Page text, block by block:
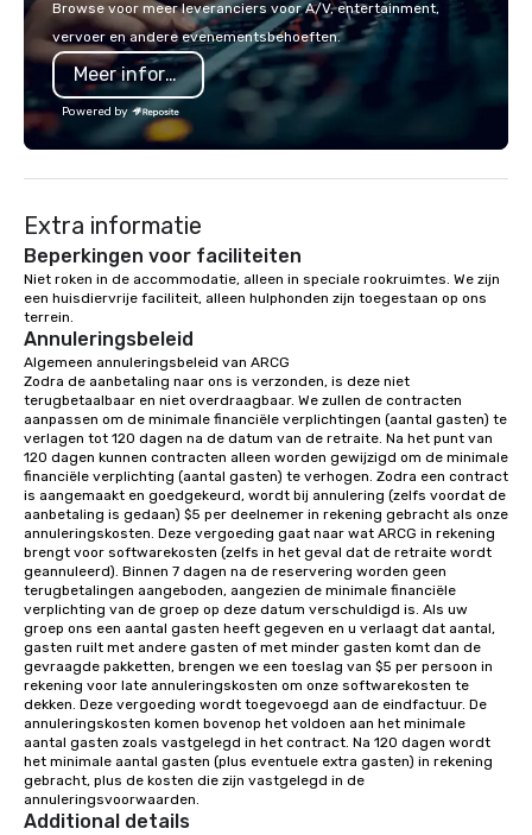
choose what would suit your team
best. Sonoma Zipline Adventures is a
popular option. We can also facilitate
team building, archery tag, and
challenge courses for a day full of
adventure. Our team can help assist
snack options to make your day with
your team enjoyable and successful.
We have a large dining hall that can
serve 450 guests at a time. But, if you
would like a more intimate upscale
option, our full catering team can work
with you to create the meal of your
dreams! If you would like to use a
meeting room we have a number of
different rooms that are available,
from boardrooms to large venues. We
have cozy lodging options ranging
anywhere from cabins to cottages.
Wake up under the canopy in a
forested paradise at whatever level
of creature comfort your team
prefers. Call or email us today to plan
your retreat!
Browse voor meer leveranciers voor A/V, entertainment,
vervoer en andere evenementsbehoeften.
Meer informatie
Powered by
Extra informatie
Beperkingen voor faciliteiten
Niet roken in de accommodatie, alleen in speciale rookruimtes. We zijn
een huisdiervrije faciliteit, alleen hulphonden zijn toegestaan op ons
terrein.
Annuleringsbeleid
Algemeen annuleringsbeleid van ARCG
Zodra de aanbetaling naar ons is verzonden, is deze niet
terugbetaalbaar en niet overdraagbaar. We zullen de contracten
aanpassen om de minimale financiële verplichtingen (aantal gasten) te
verlagen tot 120 dagen na de datum van de retraite. Na het punt van
120 dagen kunnen contracten alleen worden gewijzigd om de minimale
financiële verplichting (aantal gasten) te verhogen. Zodra een contract
is aangemaakt en goedgekeurd, wordt bij annulering (zelfs voordat de
aanbetaling is gedaan) $5 per deelnemer in rekening gebracht als onze
annuleringskosten. Deze vergoeding gaat naar wat ARCG in rekening
brengt voor softwarekosten (zelfs in het geval dat de retraite wordt
geannuleerd). Binnen 7 dagen na de reservering worden geen
terugbetalingen aangeboden, aangezien de minimale financiële
verplichting van de groep op deze datum verschuldigd is. Als uw
groep ons een aantal gasten heeft gegeven en u verlaagt dat aantal,
gasten ruilt met andere gasten of met minder gasten komt dan de
gevraagde pakketten, brengen we een toeslag van $5 per persoon in
rekening voor late annuleringskosten om onze softwarekosten te
dekken. Deze vergoeding wordt toegevoegd aan de eindfactuur. De
annuleringskosten komen bovenop het voldoen aan het minimale
aantal gasten zoals vastgelegd in het contract. Na 120 dagen wordt
het minimale aantal gasten (plus eventuele extra gasten) in rekening
gebracht, plus de kosten die zijn vastgelegd in de
annuleringsvoorwaarden.
Additional details